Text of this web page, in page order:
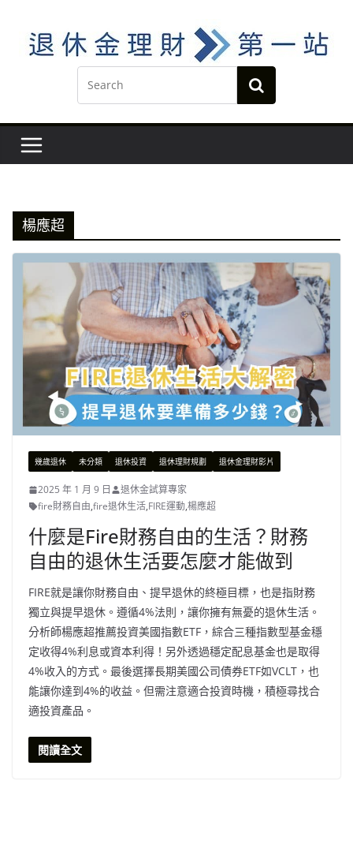
content
楊應超
幾歲退休 未分類 退休投資 退休理財規劃 退休金理財影片
2025 年 1 月 9 日
退休金試算專家
fire財務自由,fire退休生活,FIRE運動,楊應超
什麼是Fire財務自由的生活？財務
自由的退休生活要怎麼才能做到
FIRE就是讓你財務自由、提早退休的終極目標，也是指財務
獨立與提早退休。遵循4%法則，讓你擁有無憂的退休生活。
分析師楊應超推薦投資美國指數ETF，綜合三種指數型基金穩
定收得4%利息或資本利得！另外透過穩定配息基金也是取得
4%收入的方式。最後選擇長期美國公司債券ETF如VCLT，也
能讓你達到4%的收益。但需注意適合投資時機，積極尋找合
適投資產品。
閱讀全文